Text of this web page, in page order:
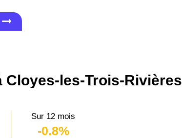
les-Trois-Rivières
Sur 12 mois
-0.8%